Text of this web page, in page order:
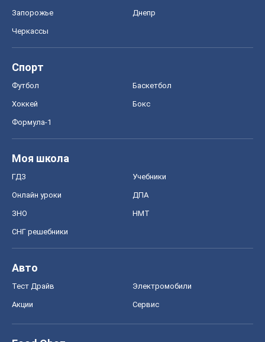
Запорожье Днепр
Черкассы
Спорт
Футбол Баскетбол
Хоккей Бокс
Формула-1
Моя школа
ГДЗ Учебники
Онлайн уроки ДПА
ЗНО НМТ
СНГ решебники
Авто
Тест Драйв Электромобили
Акции Сервис